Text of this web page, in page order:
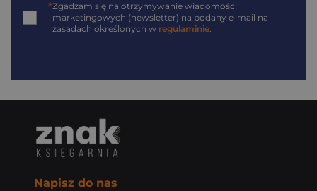
*Zgadzam się na otrzymywanie wiadomości
marketingowych (newsletter) na podany e-mail na
zasadach określonych w regulaminie.
Napisz do nas